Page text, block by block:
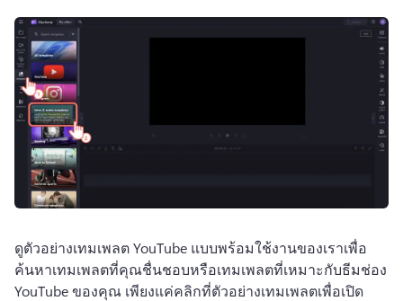
ดูตัวอย่างเทมเพลต YouTube แบบพร้อมใช้งานของเราเพื่อ
ค้นหาเทมเพลตที่คุณชื่นชอบหรือเทมเพลตที่เหมาะกับธีมช่อง
YouTube ของคุณ เพียงแค่คลิกที่ตัวอย่างเทมเพลตเพื่อเปิด